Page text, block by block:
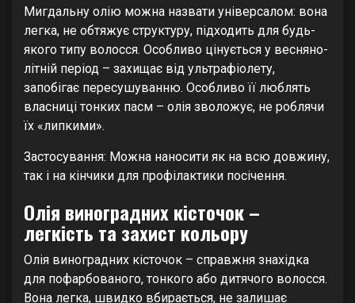
Мигдальну олію можна назвати універсалом: вона
легка, не обтяжує структуру, підходить для будь-
якого типу волосся. Особливо цінується у весняно-
літній період – захищає від ультрафіолету,
запобігає пересушуванню. Особливо її люблять
власниці тонких пасм – олія зволожує, не роблячи
їх «липкими».
Застосування: Можна наносити як на всю довжину,
так і на кінчики для профілактики посічення.
Олія виноградних кісточок –
легкість та захист кольору
Олія виноградних кісточок – справжня знахідка
для пофарбованого, тонкого або дитячого волосся.
Вона легка, швидко вбирається, не залишає